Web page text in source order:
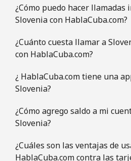
¿Cómo puedo hacer
Slovenia con HablaCuba.com?
¿Cuánto cuesta llamar a
con HablaCuba.com?
¿ HablaCuba.com tiene una
Slovenia?
¿Cómo agrego saldo a mi
Slovenia?
¿Cuáles son las ventajas de
HablaCuba.com contra las